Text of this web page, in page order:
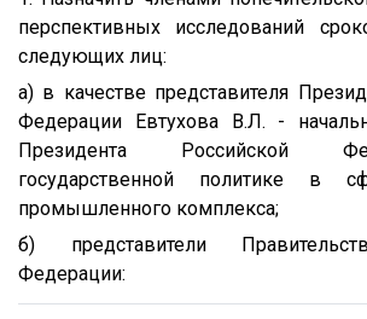
перспективных исследований
следующих лиц:
а) в качестве представителя
Федерации Евтухова В.Л. -
Президента Российской
государственной политике в
промышленного комплекса;
б) представители
Федерации: